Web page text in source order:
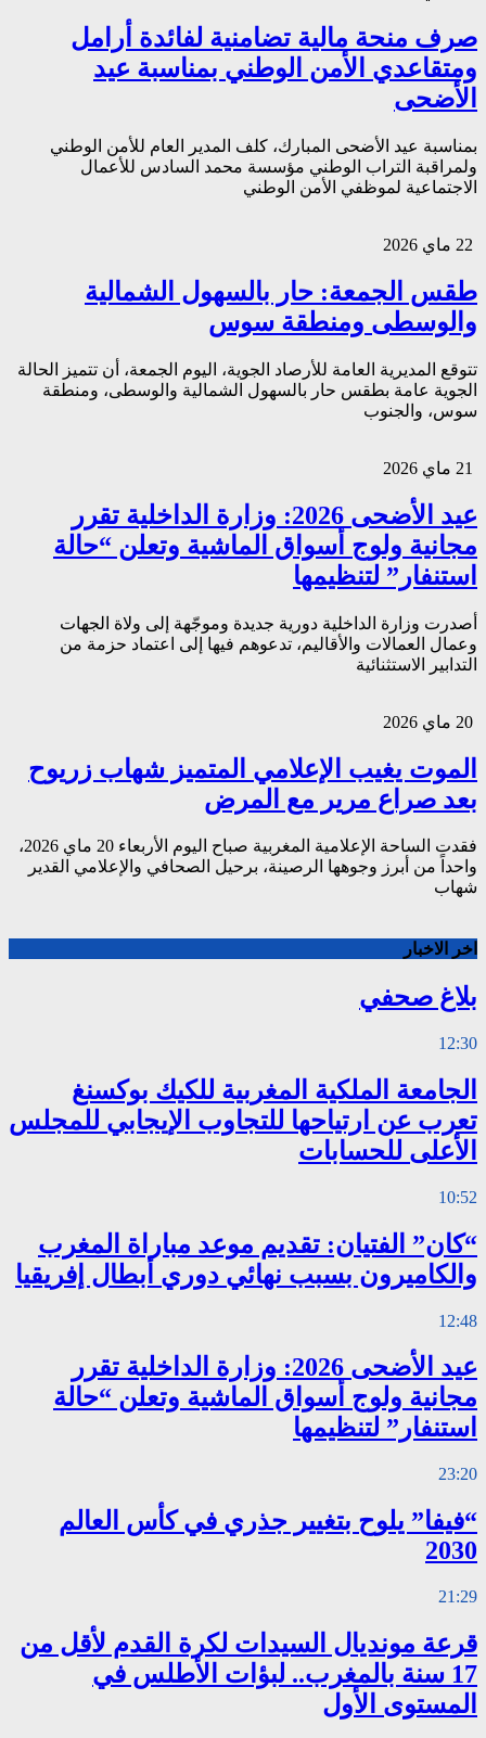
صرف منحة مالية تضامنية لفائدة أرامل
ومتقاعدي الأمن الوطني بمناسبة عيد
الأضحى
بمناسبة عيد الأضحى المبارك، كلف المدير العام للأمن الوطني
ولمراقبة التراب الوطني مؤسسة محمد السادس للأعمال
الاجتماعية لموظفي الأمن الوطني
طقس الجمعة: حار بالسهول الشمالية
والوسطى ومنطقة سوس
تتوقع المديرية العامة للأرصاد الجوية، اليوم الجمعة، أن تتميز الحالة
الجوية عامة بطقس حار بالسهول الشمالية والوسطى، ومنطقة
سوس، والجنوب
عيد الأضحى 2026: وزارة الداخلية تقرر
مجانية ولوج أسواق الماشية وتعلن “حالة
استنفار” لتنظيمها
أصدرت وزارة الداخلية دورية جديدة وموجّهة إلى ولاة الجهات
وعمال العمالات والأقاليم، تدعوهم فيها إلى اعتماد حزمة من
التدابير الاستثنائية
الموت يغيب الإعلامي المتميز شهاب زريوح
بعد صراع مرير مع المرض
فقدت الساحة الإعلامية المغربية صباح اليوم الأربعاء 20 ماي 2026،
واحداً من أبرز وجوهها الرصينة، برحيل الصحافي والإعلامي القدير
شهاب
اخر الاخبار
بلاغ صحفي
12:30
الجامعة الملكية المغربية للكيك بوكسنغ
تعرب عن ارتياحها للتجاوب الإيجابي للمجلس
الأعلى للحسابات
10:52
“كان” الفتيان: تقديم موعد مباراة المغرب
والكاميرون بسبب نهائي دوري أبطال إفريقيا
12:48
عيد الأضحى 2026: وزارة الداخلية تقرر
مجانية ولوج أسواق الماشية وتعلن “حالة
استنفار” لتنظيمها
23:20
“فيفا” يلوح بتغيير جذري في كأس العالم
2030
21:29
قرعة مونديال السيدات لكرة القدم لأقل من
17 سنة بالمغرب.. لبؤات الأطلس في
المستوى الأول